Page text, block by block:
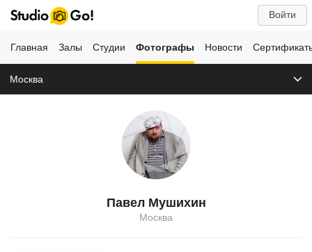
Войти
Главная Залы Студии Фотографы Новости
Москва
Павел Мушихин
Москва